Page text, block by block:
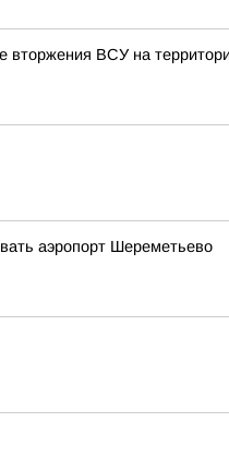
вторжения ВСУ на
аэропорт Шереметьево